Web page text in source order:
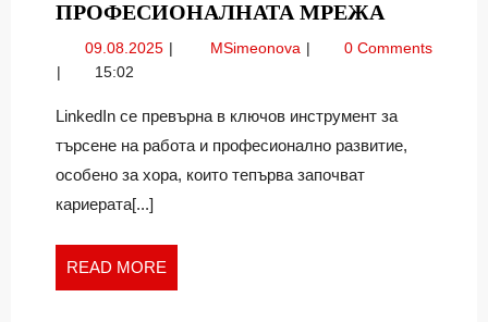
ПРОФЕСИОНАЛНАТА МРЕЖА
ДА
СИ
09.08.2025 09.08.2025MSimeonova LinkedIn
как
намериш
0 Comments
15:02
LinkedIn се превърна в ключов инструмент за
търсене на работа и професионално развитие,
особено за хора, които тепърва започват
кариерата[...]
READ MORE
MORE